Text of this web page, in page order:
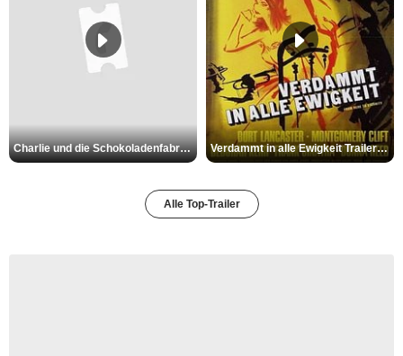
Charlie und die Schokoladenfabrik Trailer OV Verdammt in alle Ewigkeit Trailer OV
Alle Top-Trailer